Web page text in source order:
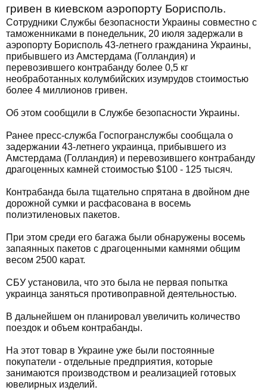
гривен в киевском аэропорту Борисполь.
Сотрудники Службы безопасности Украины совместно с
таможенниками в понедельник, 20 июля задержали в
аэропорту Борисполь 43-летнего гражданина Украины,
прибывшего из Амстердама (Голландия) и
перевозившего контрабанду более 0,5 кг
необработанных колумбийских изумрудов стоимостью
более 4 миллионов гривен.
Об этом сообщили в Службе безопасности Украины.
Ранее пресс-служба Госпогранслужбы сообщала о
задержании 43-летнего украинца, прибывшего из
Амстердама (Голландия) и перевозившего контрабанду
драгоценных камней стоимостью $100 - 125 тысяч.
Контрабанда была тщательно спрятана в двойном дне
дорожной сумки и расфасована в восемь
полиэтиленовых пакетов.
При этом среди его багажа были обнаружены восемь
запаянных пакетов с драгоценными камнями общим
весом 2500 карат.
СБУ установила, что это была не первая попытка
украинца заняться противоправной деятельностью.
В дальнейшем он планировал увеличить количество
поездок и объем контрабанды.
На этот товар в Украине уже были постоянные
покупатели - отдельные предприятия, которые
занимаются производством и реализацией готовых
ювелирных изделий.